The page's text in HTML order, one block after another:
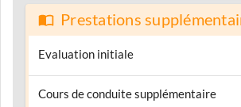
Prestations
Evaluation initiale
Cours de conduite supplémentaire